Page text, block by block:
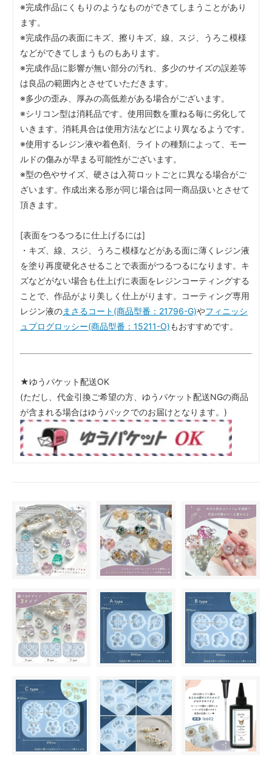
※完成作品にくもりのようなものができてしまうことがあり
ます。
※完成作品の表面にキズ、擦りキズ、線、スジ、うろこ模様
などができてしまうものもあります。
※完成作品に影響が無い部分の汚れ、多少のサイズの誤差等
は良品の範囲内とさせていただきます。
※多少の歪み、厚みの高低差がある場合がございます。
※シリコン型は消耗品です。使用回数を重ねる毎に劣化して
いきます。消耗具合は使用方法などにより異なるようです。
※使用するレジン液や着色剤、ライトの種類によって、モー
ルドの傷みが早まる可能性がございます。
※型の色やサイズ、硬さは入荷ロットごとに異なる場合がご
ざいます。作成出来る形が同じ場合は同一商品扱いとさせて
頂きます。
[表面をつるつるに仕上げるには]
・キズ、線、スジ、うろこ模様などがある面に薄くレジン液
を塗り再度硬化させることで表面がつるつるになります。キ
ズなどがない場合も仕上げに表面をレジンコーティングする
ことで、作品がより美しく仕上がります。コーティング専用
レジン液のまさるコート(商品型番：21796-G)やフィニッシ
ュプログロッシー(商品型番：15211-O)もおすすめです。
★ゆうパケット配送OK
(ただし、代金引換ご希望の方、ゆうパケット配送NGの商品
が含まれる場合はゆうパックでのお届けとなります。)